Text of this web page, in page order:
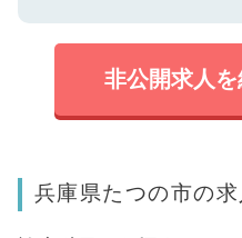
非公開求人
兵庫県たつの市の